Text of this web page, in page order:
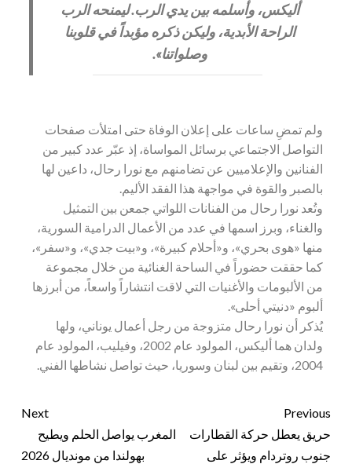
أليكس، وأسلمه بين يدي الرب. ليمنحه الرب
الراحة الأبدية، وليكن ذكره مؤبداً في قلوبنا
وصلواتنا».
ولم تمضِ ساعات على إعلان الوفاة حتى امتلأت صفحات
التواصل الاجتماعي برسائل المواساة، إذ عبّر عدد كبير من
الفنانين والإعلاميين عن تضامنهم مع نورا رحال، داعين لها
بالصبر والقوة في مواجهة هذا الفقد الأليم.
وتُعد نورا رحال من الفنانات اللواتي جمعن بين التمثيل
والغناء، وبرز اسمها في عدد من الأعمال الدرامية السورية،
منها «هوى بحري»، و«أحلام كبيرة»، و«بيت جدي»، و«سفر»،
كما حققت حضوراً في الساحة الغنائية من خلال مجموعة
من الألبومات والأغنيات التي لاقت انتشاراً واسعاً، من أبرزها
ألبوم «دنيتي أحلى».
يُذكر أن نورا رحال متزوجة من رجل أعمال يوناني، ولها
ولدان هما أليكس، المولود عام 2002، وفيليب، المولود عام
2004، وتقيم بين لبنان وسوريا، حيث تواصل نشاطها الفني.
Previous
حريق يعطل حركة القطارات
جنوب روتردام ويؤثر على
Next
المغرب يواصل الحلم ويطيح
بهولندا من مونديال 2026